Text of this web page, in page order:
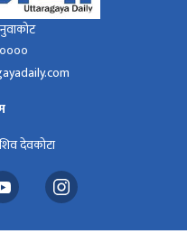
देवकोटा